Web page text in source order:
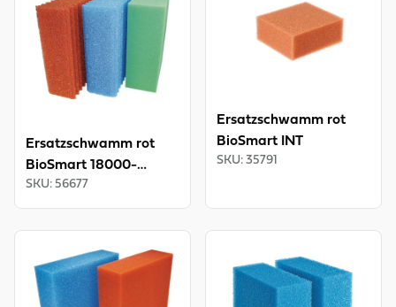
Ersatzschwamm rot
BioSmart 18000-
36000 INT
SKU: 56677
Ersatzschwamm rot
BioSmart INT
SKU: 35791